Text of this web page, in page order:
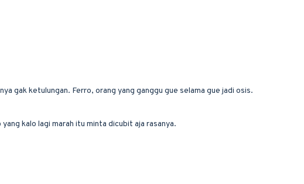
gak ketulungan. Ferro, orang yang ganggu gue selama gue jadi osis.
kalo lagi marah itu minta dicubit aja rasanya.